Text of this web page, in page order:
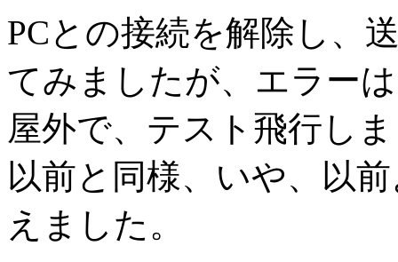
PCとの接続を解除し、
てみましたが、エラー
屋外で、テスト飛行し
以前と同様、いや、以
えました。